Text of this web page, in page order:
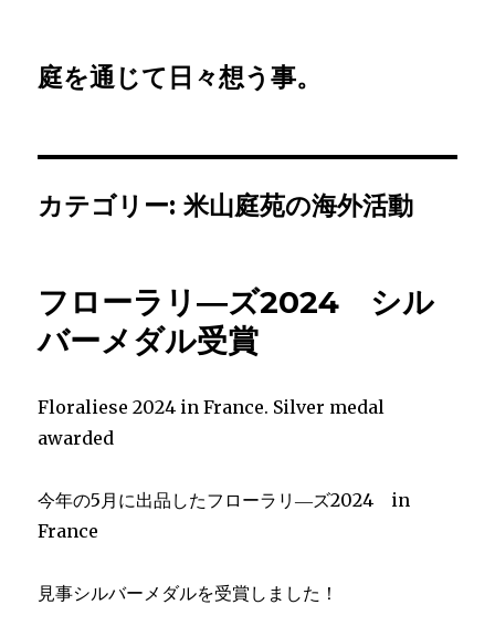
庭を通じて日々想う事。
カテゴリー: 米山庭苑の海外活動
フローラリ―ズ2024 シル
バーメダル受賞
Floraliese 2024 in France. Silver medal
awarded
今年の5月に出品したフローラリ―ズ2024 in
France
見事シルバーメダルを受賞しました！